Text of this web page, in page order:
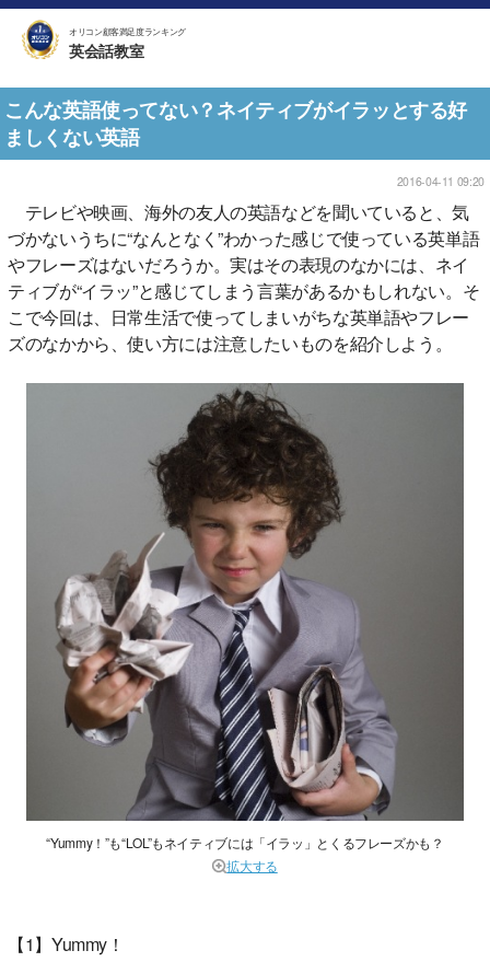
オリコン顧客満足度ランキング
英会話教室
こんな英語使ってない？ネイティブがイラッとする好
ましくない英語
2016-04-11 09:20
テレビや映画、海外の友人の英語などを聞いていると、気
づかないうちに“なんとなく”わかった感じで使っている英単語
やフレーズはないだろうか。実はその表現のなかには、ネイ
ティブが“イラッ”と感じてしまう言葉があるかもしれない。そ
こで今回は、日常生活で使ってしまいがちな英単語やフレー
ズのなかから、使い方には注意したいものを紹介しよう。
“Yummy！”も“LOL”もネイティブには「イラッ」とくるフレーズかも？
拡大する
【1】Yummy！